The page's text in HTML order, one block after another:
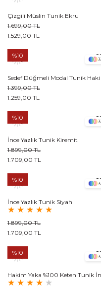
Çizgili Müslin Tunik Ekru
1.529,00 TL
1.699,00 TL
3
Sedef Düğmeli Modal Tunik Haki
1.259,00 TL
1.399,00 TL
%10
3
İnce Yazlık Tunik Kiremit
1.709,00 TL
1.899,00 TL
%10
3
İnce Yazlık Tunik Siyah
★ ★ ★ ★ ★
1.709,00 TL
1.899,00 TL
%10
3
★ ★ ★ ★ ★
%10